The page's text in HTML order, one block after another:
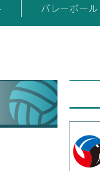
バレーボール